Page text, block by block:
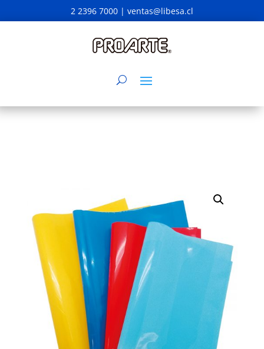
2 2396 7000 | ventas@libesa.cl